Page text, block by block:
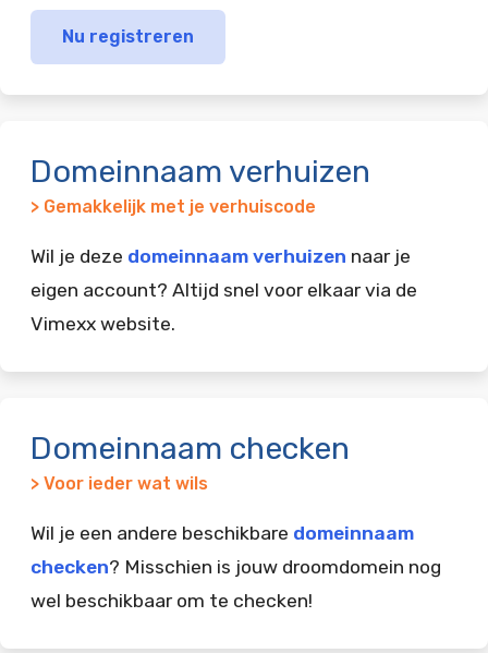
Nu registreren
Domeinnaam verhuizen
> Gemakkelijk met je verhuiscode
Wil je deze domeinnaam verhuizen naar je
eigen account? Altijd snel voor elkaar via de
Vimexx website.
Domeinnaam checken
> Voor ieder wat wils
Wil je een andere beschikbare domeinnaam
checken? Misschien is jouw droomdomein nog
wel beschikbaar om te checken!